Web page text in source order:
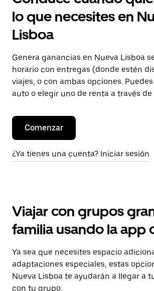
lo que necesites en
Lisboa
Genera ganancias en Nueva Lisboa
horario con entregas (donde estén
viajes, o con ambas opciones.
auto o elegir uno de renta a través de
Comenzar
¿Ya tienes una cuenta? Iniciar sesión
Viajar con grupos
familia usando la app
Ya sea que necesites espacio
adaptaciones especiales, estas
Nueva Lisboa te ayudarán a llegar a
con tu grupo.